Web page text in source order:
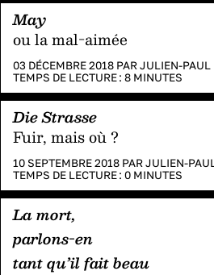
May
ou la mal-aimée
03 DÉCEMBRE 2018 PARJULIEN-PAUL
TEMPS DE LECTURE : 8 MINUTES
Die Strasse
Fuir, mais où ?
10 SEPTEMBRE 2018 PARJULIEN-
TEMPS DE LECTURE : 0 MINUTES
La mort,
parlons-en
tant qu’il fait beau